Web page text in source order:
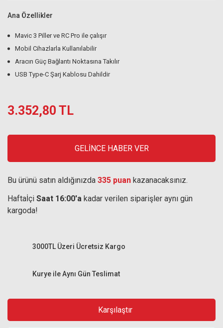
Ana Özellikler
Mavic 3 Piller ve RC Pro ile çalışır
Mobil Cihazlarla Kullanılabilir
Aracın Güç Bağlantı Noktasına Takılır
USB Type-C Şarj Kablosu Dahildir
3.352,80 TL
GELİNCE HABER VER
Bu ürünü satın aldığınızda 335 puan kazanacaksınız.
Haftaİçi Saat 16:00'a kadar verilen siparişler aynı gün
kargoda!
Kurye ile Aynı Gün Teslimat
3000TL Üzeri Ücretsiz Kargo
Karşılaştır